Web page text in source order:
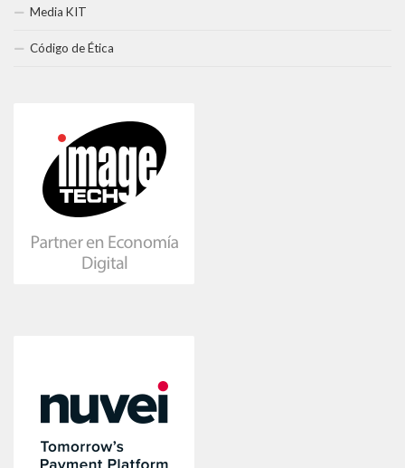
Media KIT
Código de Ética